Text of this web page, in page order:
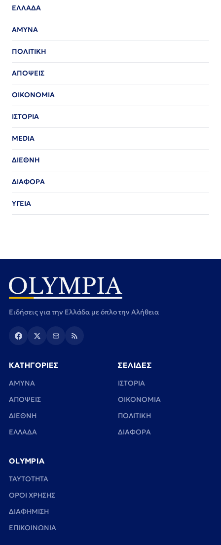
ΕΛΛΑΔΑ
ΑΜΥΝΑ
ΠΟΛΙΤΙΚΗ
ΑΠΟΨΕΙΣ
ΟΙΚΟΝΟΜΙΑ
ΙΣΤΟΡΙΑ
MEDIA
ΔΙΕΘΝΗ
ΔΙΑΦΟΡΑ
ΥΓΕΙΑ
Ειδήσεις για την Ελλάδα με όπλο την Αλήθεια
ΚΑΤΗΓΟΡΙΕΣ
ΑΜΥΝΑ
ΑΠΟΨΕΙΣ
ΔΙΕΘΝΗ
ΕΛΛΑΔΑ
ΣΕΛΙΔΕΣ
ΙΣΤΟΡΙΑ
ΟΙΚΟΝΟΜΙΑ
ΠΟΛΙΤΙΚΗ
ΔΙΑΦΟΡΑ
OLYMPIA
TAYTOTHTA
ΟΡΟΙ ΧΡΗΣΗΣ
ΔΙΑΦΗΜΙΣΗ
ΕΠΙΚΟΙΝΩΝΙΑ